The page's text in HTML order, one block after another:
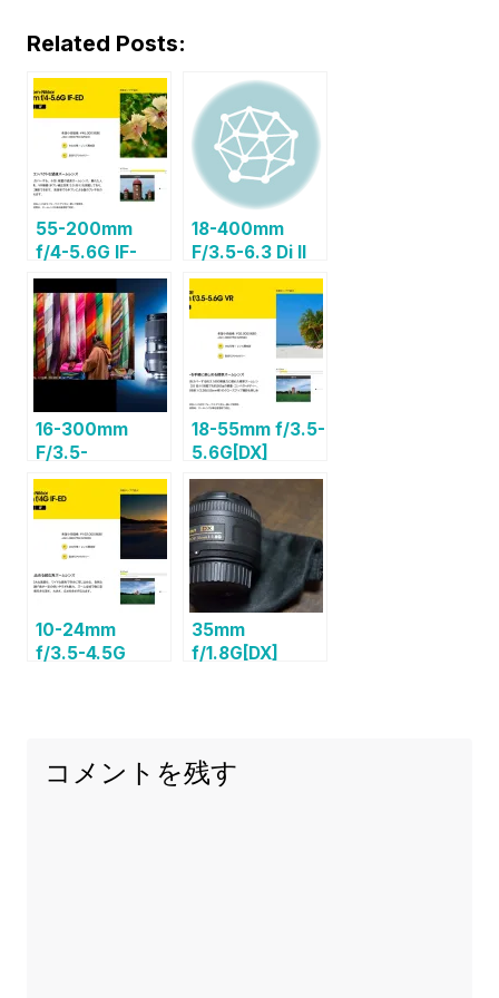
Related Posts:
55-200mm
f/4-5.6G IF-
ED[DX]
18-400mm
F/3.5-6.3 Di II
VC
HLD[TAMRON
DX]
16-300mm
F/3.5-
6.3[TAMRON
DX]
18-55mm f/3.5-
5.6G[DX]
10-24mm
f/3.5-4.5G
35mm
f/1.8G[DX]
コメントを残す